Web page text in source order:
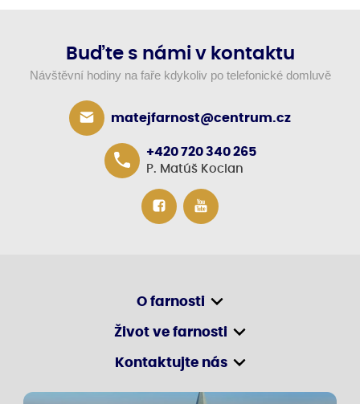
Buďte s námi v kontaktu
Návštěvní hodiny na faře kdykoliv po telefonické domluvě
matejfarnost@centrum.cz
+420 720 340 265
P. Matúš Kocian
O farnosti
Život ve farnosti
Kontaktujte nás